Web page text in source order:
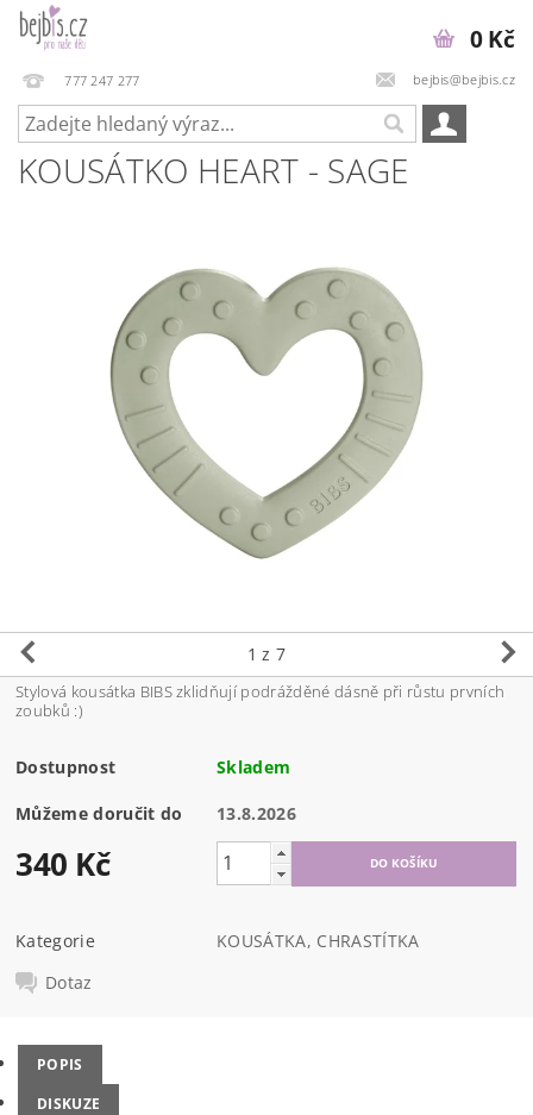
777 247 277 bejbis@bejbis.cz
0 Kč
KOUSÁTKO HEART - SAGE
1 z 7
Stylová kousátka BIBS zklidňují podrážděné dásně při růstu prvních
zoubků :)
Dostupnost Skladem
Můžeme doručit do 13.8.2026
340 Kč
Kategorie
KOUSÁTKA, CHRASTÍTKA
Dotaz
POPIS
DISKUZE